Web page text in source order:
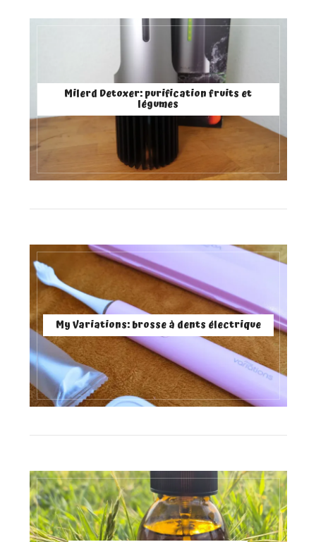
Milerd Detoxer: purification fruits et
légumes
My Variations: brosse à dents électrique